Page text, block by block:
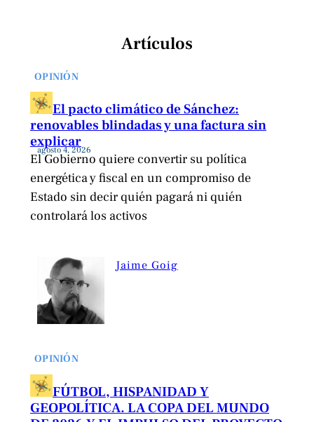
Artículos
OPINIÓN
El pacto climático de Sánchez:
renovables blindadas y una factura sin
explicar
agosto 4, 2026
El Gobierno quiere convertir su política
energética y fiscal en un compromiso de
Estado sin decir quién pagará ni quién
controlará los activos
Jaime Goig
OPINIÓN
FÚTBOL, HISPANIDAD Y
GEOPOLÍTICA. LA COPA DEL MUNDO